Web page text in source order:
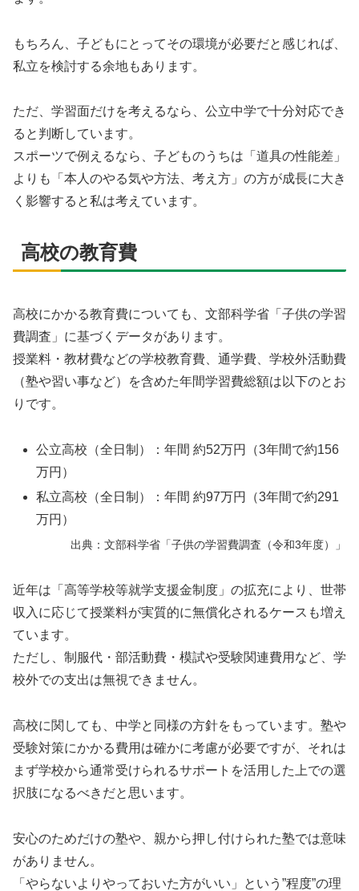
もちろん、子どもにとってその環境が必要だと感じれば、
私立を検討する余地もあります。
ただ、学習面だけを考えるなら、公立中学で十分対応でき
ると判断しています。
スポーツで例えるなら、子どものうちは「道具の性能差」
よりも「本人のやる気や方法、考え方」の方が成長に大き
く影響すると私は考えています。
高校の教育費
高校にかかる教育費についても、文部科学省「子供の学習
費調査」に基づくデータがあります。
授業料・教材費などの学校教育費、通学費、学校外活動費
（塾や習い事など）を含めた年間学習費総額は以下のとお
りです。
公立高校（全日制）：年間 約52万円（3年間で約156
万円）
私立高校（全日制）：年間 約97万円（3年間で約291
万円）
出典：文部科学省「子供の学習費調査（令和3年度）」
近年は「高等学校等就学支援金制度」の拡充により、世帯
収入に応じて授業料が実質的に無償化されるケースも増え
ています。
ただし、制服代・部活動費・模試や受験関連費用など、学
校外での支出は無視できません。
高校に関しても、中学と同様の方針をもっています。塾や
受験対策にかかる費用は確かに考慮が必要ですが、それは
まず学校から通常受けられるサポートを活用した上での選
択肢になるべきだと思います。
安心のためだけの塾や、親から押し付けられた塾では意味
がありません。
「やらないよりやっておいた方がいい」という”程度”の理